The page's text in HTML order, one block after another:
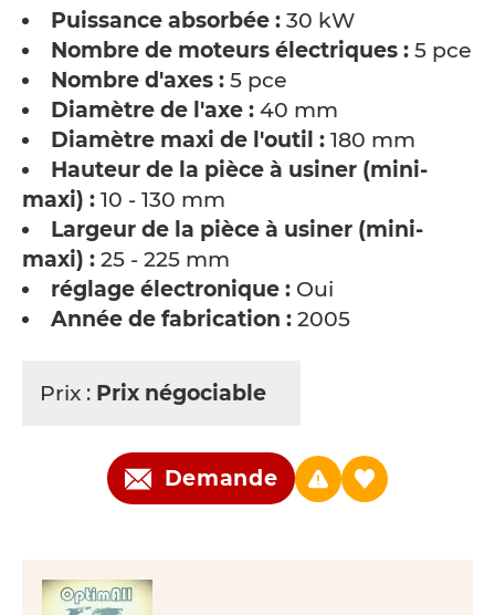
Puissance absorbée : 30 kW
Nombre de moteurs électriques : 5 pce
Nombre d'axes : 5 pce
Diamètre de l'axe : 40 mm
Diamètre maxi de l'outil : 180 mm
Hauteur de la pièce à usiner (mini-
maxi) : 10 - 130 mm
Largeur de la pièce à usiner (mini-
maxi) : 25 - 225 mm
réglage électronique : Oui
Année de fabrication : 2005
Prix : Prix négociable
Demande